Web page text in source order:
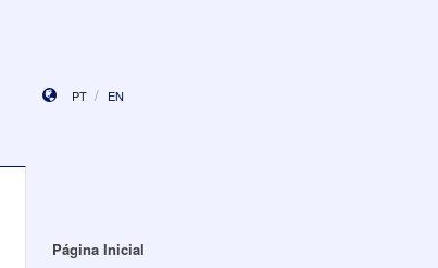
PT EN
Página Inicial